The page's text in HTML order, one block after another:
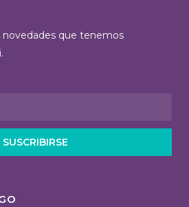
novedades que tenemos
SUSCRIBIRSE